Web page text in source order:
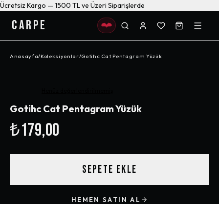
Ücretsiz Kargo — 1500 TL ve Üzeri Siparişlerde
CARPE
Anasayfa/Koleksiyonlar/Gotihc Cat Pentagram Yüzük
Gotihc Cat Pentagram Yüzük
₺179,00
SEPETE EKLE
HEMEN SATIN AL